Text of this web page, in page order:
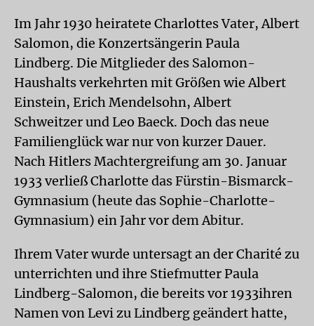
Im Jahr 1930 heiratete Charlottes Vater, Albert
Salomon, die Konzertsängerin Paula
Lindberg. Die Mitglieder des Salomon-
Haushalts verkehrten mit Größen wie Albert
Einstein, Erich Mendelsohn, Albert
Schweitzer und Leo Baeck. Doch das neue
Familienglück war nur von kurzer Dauer.
Nach Hitlers Machtergreifung am 30. Januar
1933 verließ Charlotte das Fürstin-Bismarck-
Gymnasium (heute das Sophie-Charlotte-
Gymnasium) ein Jahr vor dem Abitur.
Ihrem Vater wurde untersagt an der Charité zu
unterrichten und ihre Stiefmutter Paula
Lindberg-Salomon, die bereits vor 1933ihren
Namen von Levi zu Lindberg geändert hatte,